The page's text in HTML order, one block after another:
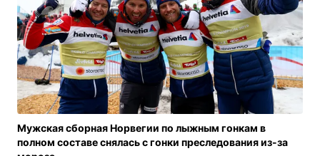
Мужская сборная Норвегии по лыжным гонкам в
полном составе снялась с гонки преследования из-за